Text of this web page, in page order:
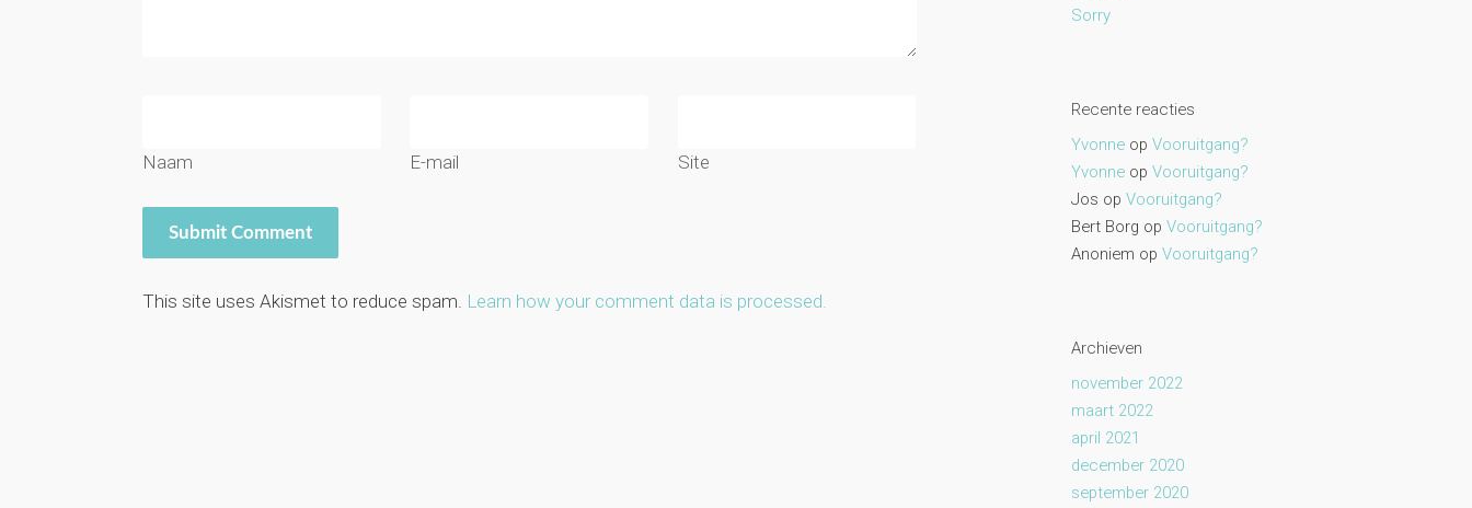
Naam E-mail Site
This site uses Akismet to reduce spam. Learn how your comment data is processed.
Sorry
Recente reacties
Yvonne opVooruitgang?
Yvonne opVooruitgang?
Jos opVooruitgang?
Bert Borg opVooruitgang?
Anoniem opVooruitgang?
Archieven
november 2022
maart 2022
april 2021
december 2020
september 2020